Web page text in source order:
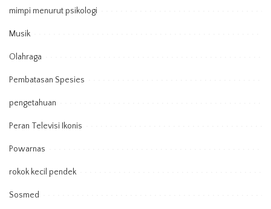
mimpi menurut psikologi
Musik
Olahraga
Pembatasan Spesies
pengetahuan
Peran Televisi Ikonis
Powarnas
rokok kecil pendek
Sosmed